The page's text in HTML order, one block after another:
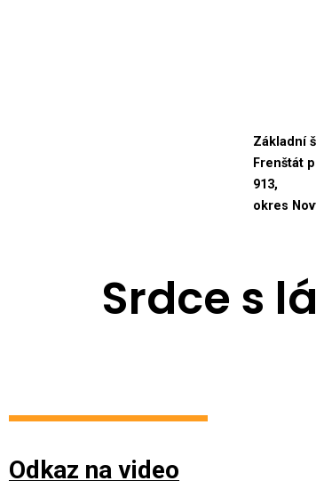
Základní
Frenštát
913,
okres
Srdce s
Odkaz na video